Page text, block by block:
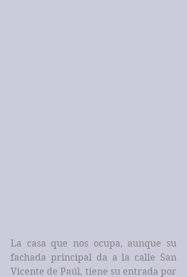
La casa que nos ocupa, aunque su
fachada principal da a la calle San
Vicente de Paúl, tiene su entrada por